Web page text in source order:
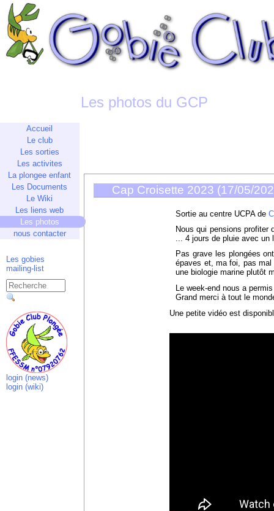
Les photos du GCP
Accueil
Le club
Les sorties
Les activites
La plongee enfant
Les Documents
Le Wiki
Les liens web
Les photos
nous contacter
Les gobies
mailing-list
login (news)
login (wiki)
Cap Croisette 2023 (17/05/
Sortie au centre UCPA de
Nous qui pensions profiter
... 4 jours de pluie avec un
Pas grave les plongées
épaves et, ma foi, pas
une biologie marine plutôt
Le week-end nous a
Grand merci à tout le
Une petite vidéo est